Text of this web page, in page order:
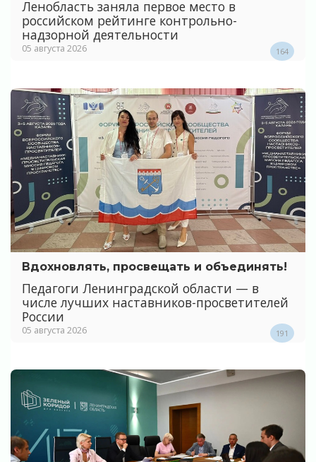
Ленобласть заняла первое место в
российском рейтинге контрольно-
надзорной деятельности
05 августа 2026 164
Вдохновлять, просвещать и объединять!
Педагоги Ленинградской области — в
числе лучших наставников-просветителей
России
05 августа 2026 191